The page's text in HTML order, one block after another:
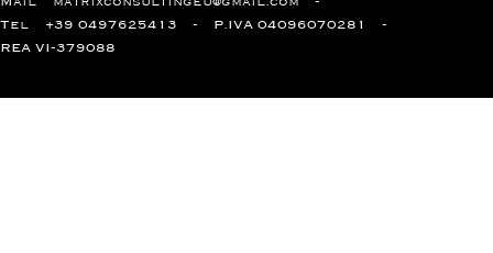
Tel +39 0497625413 P.IVA 04096070281
REA VI-379088